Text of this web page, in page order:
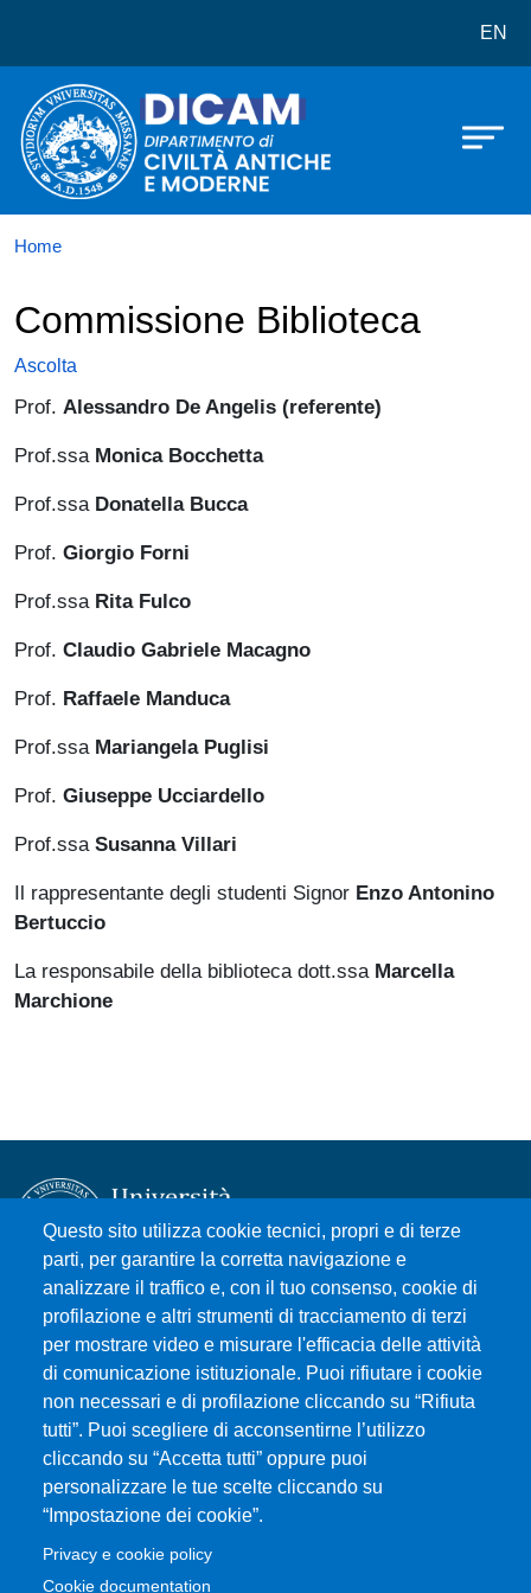
Dipartimento di Civiltà Antiche eEN
Home
Commissione Biblioteca
Ascolta
Prof. Alessandro De Angelis (referente)
Prof.ssa Monica Bocchetta
Prof.ssa Donatella Bucca
Prof. Giorgio Forni
Prof.ssa Rita Fulco
Prof. Claudio Gabriele Macagno
Prof. Raffaele Manduca
Prof.ssa Mariangela Puglisi
Prof. Giuseppe Ucciardello
Prof.ssa Susanna Villari
Il rappresentante degli studenti Signor Enzo Antonino
Bertuccio
La responsabile della biblioteca dott.ssa Marcella
Marchione
Questo sito utilizza cookie tecnici, propri e di terze
parti, per garantire la corretta navigazione e
analizzare il traffico e, con il tuo consenso, cookie di
profilazione e altri strumenti di tracciamento di terzi
per mostrare video e misurare l'efficacia delle attività
di comunicazione istituzionale. Puoi rifiutare i cookie
non necessari e di profilazione cliccando su “Rifiuta
tutti”. Puoi scegliere di acconsentirne l’utilizzo
cliccando su “Accetta tutti” oppure puoi
personalizzare le tue scelte cliccando su
“Impostazione dei cookie”.
Privacy e cookie policy
Cookie documentation
Università degli Studi di Messina
Piazza Pugliatti, 1 - 98122 Messina
Cod. Fiscale 80004070837
P.IVA 00724160833
Centralino: 090 676 1
MENÙ SOCIAL
MENÙ FOOTER 1
Accessibilità